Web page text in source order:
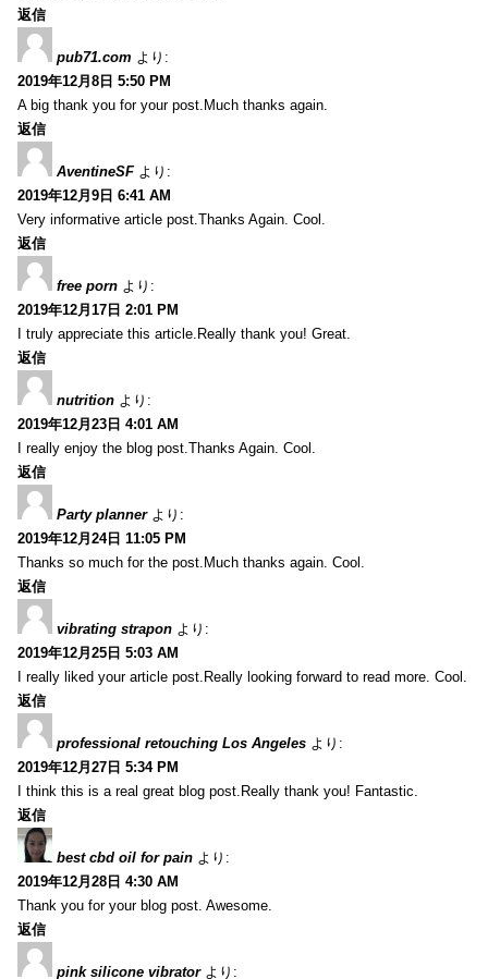
返信
pub71.com より:
2019年12月8日 5:50 PM
A big thank you for your post.Much thanks again.
返信
AventineSF より:
2019年12月9日 6:41 AM
Very informative article post.Thanks Again. Cool.
返信
free porn より:
2019年12月17日 2:01 PM
I truly appreciate this article.Really thank you! Great.
返信
nutrition より:
2019年12月23日 4:01 AM
I really enjoy the blog post.Thanks Again. Cool.
返信
Party planner より:
2019年12月24日 11:05 PM
Thanks so much for the post.Much thanks again. Cool.
返信
vibrating strapon より:
2019年12月25日 5:03 AM
I really liked your article post.Really looking forward to read more. Cool.
返信
professional retouching Los Angeles より:
2019年12月27日 5:34 PM
I think this is a real great blog post.Really thank you! Fantastic.
返信
best cbd oil for pain より:
2019年12月28日 4:30 AM
Thank you for your blog post. Awesome.
返信
pink silicone vibrator より: